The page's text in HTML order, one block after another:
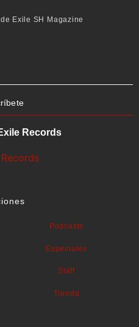
Exile SH Magazine
Records
Podcasts
Especiales
Staff
Tienda